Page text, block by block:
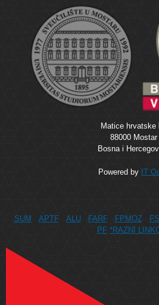
Matice hrvatske
88000 Mostar
Bosna i
Powered by IT
SUM APTF ALU FARF FPMOZ
PF *RAZNI